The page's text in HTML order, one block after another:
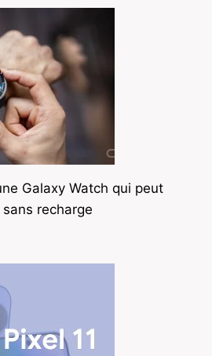
Galaxy Watch qui peut
recharge